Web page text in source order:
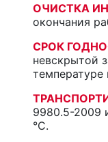
ОЧИСТКА
окончания
СРОК
невскрытой
9980.5-2009
°С.